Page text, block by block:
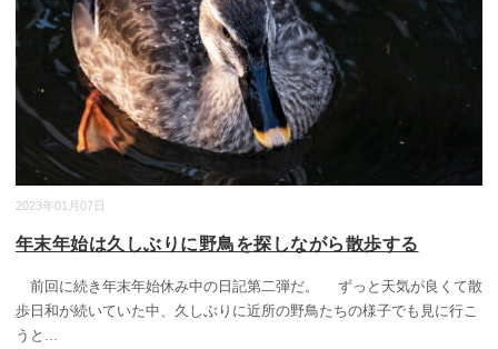
2023年01月07日
年末年始は久しぶりに野鳥を探しながら散歩する
前回に続き年末年始休み中の日記第二弾だ。 ずっと天気が良くて散
歩日和が続いていた中、久しぶりに近所の野鳥たちの様子でも見に行こ
うと ...